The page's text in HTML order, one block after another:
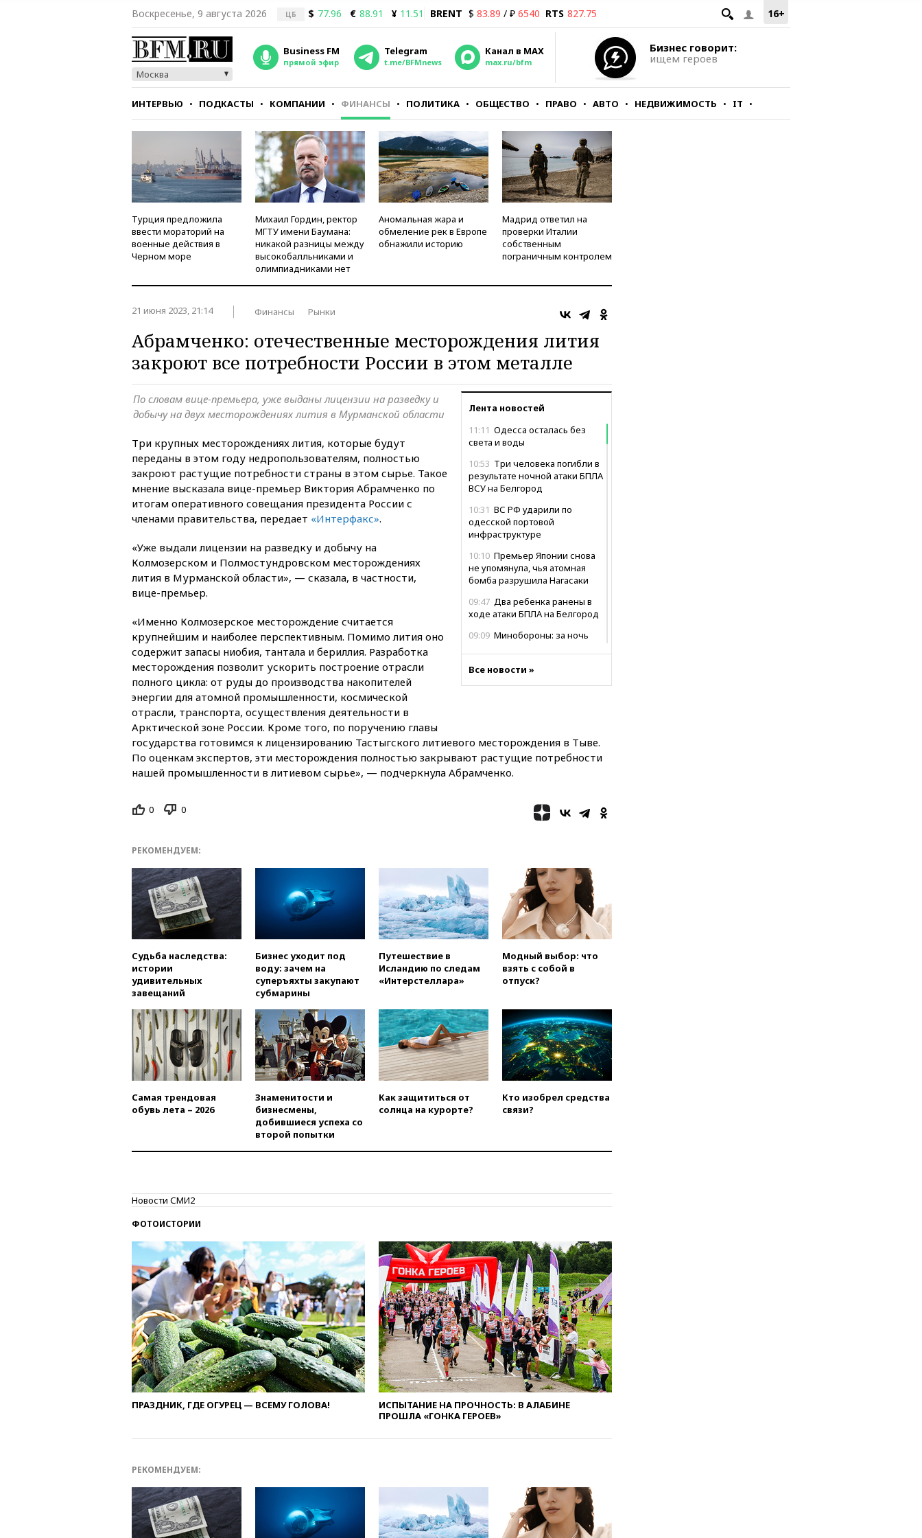
16+
Воскресенье, 9 августа 2026 ЦБ $ 77.96 € 88.91 ¥ 11.51 BRENT $ 83.89 / ₽ 6540 RTS 827.75
Москва
Business FM
прямой эфир
Telegram
t.me/BFMnews
Канал в MAX
max.ru/bfm
Бизнес говорит:
ищем героев
ИНТЕРВЬЮ ПОДКАСТЫ КОМПАНИИ ФИНАНСЫ ПОЛИТИКА ОБЩЕСТВО ПРАВО АВТО НЕДВИЖИМОСТЬ IT
СТИЛЬ ТЕСТЫ
Турция предложила
ввести мораторий на
военные действия в
Черном море
Михаил Гордин, ректор
МГТУ имени Баумана:
никакой разницы между
высокобалльниками и
олимпиадниками нет
Аномальная жара и
обмеление рек в Европе
обнажили историю
Мадрид ответил на
проверки Италии
собственным
пограничным контролем
21 июня 2023, 21:14 Финансы Рынки
Абрамченко: отечественные месторождения лития
закроют все потребности России в этом металле
Лента новостей
11:11 Одесса осталась без
света и воды
10:53 Три человека погибли в
результате ночной атаки БПЛА
ВСУ на Белгород
10:31 ВС РФ ударили по
одесской портовой
инфраструктуре
10:10 Премьер Японии снова
не упомянула, чья атомная
бомба разрушила Нагасаки
09:47 Два ребенка ранены в
ходе атаки БПЛА на Белгород
09:09 Минобороны: за ночь
08:50 Состояние здоровья
06:25У берегов Италии
обнаружили затонувшее
судно древнеримских времен
собрала в мировом прокате
свыше $1 млрд
01:20
Россиянин в среднем
съедает несколько арбузов за
сезон
00:25
В Красноярском крае
во время сплава
вчера, 23:30 Жителя Нижнего
вчера, 22:50Российский
режиссер Кирилл Соколов
снимет триллер для Netflix
вчера, 22:20Турция призвала
к мораторию на удары по
торговым судам в Черном
море
суда Венгрии согласился стать
вчера, 20:12Минобороны
Болгарии: упавший в стране
беспилотник, скорее всего,
был украинским
вчера, 19:29 ОАЭ обвинили
Иран в атаке на судно
нефтяной компании ADNOC в
Ормузе
вчера, 18:56«Газпром»: объем
газа в европейских подземных
хранилищах достиг
вчера, 18:25
суда на пост президента
Венгрии
вчера, 16:50Politico: «Газовая
Все новости »
По словам вице-премьера, уже выданы лицензии на разведку и
добычу на двух месторождениях лития в Мурманской области
Три крупных месторождениях лития, которые будут
переданы в этом году недропользователям, полностью
закроют растущие потребности страны в этом сырье. Такое
мнение высказала вице-премьер Виктория Абрамченко по
итогам оперативного совещания президента России с
членами правительства, передает «Интерфакс».
«Уже выдали лицензии на разведку и добычу на
Колмозерском и Полмостундровском месторождениях
лития в Мурманской области», — сказала, в частности,
вице-премьер.
«Именно Колмозерское месторождение считается
крупнейшим и наиболее перспективным. Помимо лития оно
содержит запасы ниобия, тантала и бериллия. Разработка
месторождения позволит ускорить построение отрасли
полного цикла: от руды до производства накопителей
энергии для атомной промышленности, космической
отрасли, транспорта, осуществления деятельности в
Арктической зоне России. Кроме того, по поручению главы
государства готовимся к лицензированию Тастыгского литиевого месторождения в Тыве.
По оценкам экспертов, эти месторождения полностью закрывают растущие потребности
нашей промышленности в литиевом сырье», — подчеркнула Абрамченко.
0 0
РЕКОМЕНДУЕМ:
Судьба наследства:
истории
удивительных
завещаний
Бизнес уходит под
воду: зачем на
суперъяхты закупают
субмарины
Путешествие в
Исландию по следам
«Интерстеллара»
Модный выбор: что
взять с собой в
отпуск?
Самая трендовая
обувь лета – 2026
Знаменитости и
бизнесмены,
добившиеся успеха со
второй попытки
Как защититься от
солнца на курорте?
Кто изобрел средства
связи?
Новости СМИ2
ФОТОИСТОРИИ
ПРАЗДНИК, ГДЕ ОГУРЕЦ — ВСЕМУ ГОЛОВА!
ИСПЫТАНИЕ НА ПРОЧНОСТЬ: В АЛАБИНЕ
ПРОШЛА «ГОНКА ГЕРОЕВ»
РЕКОМЕНДУЕМ: